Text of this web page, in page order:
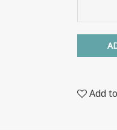
Add